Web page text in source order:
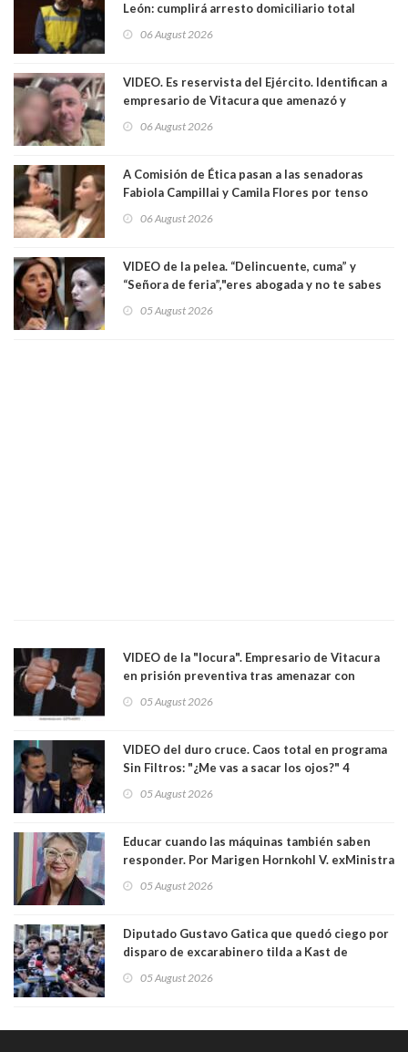
León: cumplirá arresto domiciliario total
06 August 2026
VIDEO. Es reservista del Ejército. Identifican a
empresario de Vitacura que amenazó y
al "ring raja". Se trata de Andrés Arrieta y la
06 August 2026
A Comisión de Ética pasan a las senadoras
Fabiola Campillai y Camila Flores por tenso
06 August 2026
VIDEO de la pelea. “Delincuente, cuma” y
“Señora de feria”,"eres abogada y no te sabes
senadoras Camila Flores y Fabiola Campillai en
05 August 2026
VIDEO de la "locura". Empresario de Vitacura
en prisión preventiva tras amenazar con
Los persiguió en potente camioneta
05 August 2026
VIDEO del duro cruce. Caos total en programa
Sin Filtros: "¿Me vas a sacar los ojos?" 4
excarabinero que dejó ciego a Gustavo Gatica:
05 August 2026
Educar cuando las máquinas también saben
responder. Por Marigen Hornkohl V. exMinistra
05 August 2026
Diputado Gustavo Gatica que quedó ciego por
disparo de excarabinero tilda a Kast de
absolución del exuniformado. Presidente DC
05 August 2026